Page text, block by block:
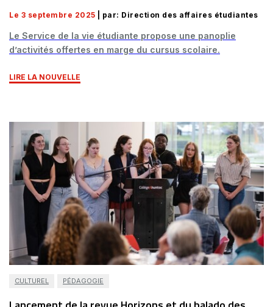
Le 3 septembre 2025 | par: Direction des affaires étudiantes
Le Service de la vie étudiante propose une panoplie
d’activités offertes en marge du cursus scolaire.
LIRE LA NOUVELLE
CULTUREL PÉDAGOGIE